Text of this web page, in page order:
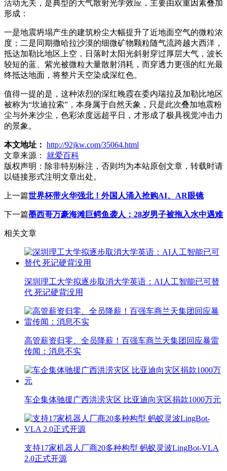
活动无关，是典型的大气散射光学效应，主要由双重因素叠加
形成：
一是地震坍塌产生的建筑粉尘大幅提升了近地面空气的微粒浓
度；二是同期撒哈拉沙漠的细微矿物颗粒随气流跨越大西洋，
抵达加勒比地区上空，日落时太阳光斜射穿过厚层大气，波长
较短的蓝、紫光被微粒大量散射消耗，而穿透力更强的红光最
终抵达地面，将整片天空染成深红色。
值得一提的是，这种浓烈的深红晚霞在委内瑞拉及加勒比地区
被称为“坎迪拉索”，本身属于自然天象，只是此次叠加地震粉
尘与外来沙尘，色彩浓度远超平日，才形成了极具视觉冲击力
的景象。
本文地址： http://92jkw.com/35064.html
文章来源：
就爱百科
版权声明： 除非特别标注，否则均为本站原创文章，转载时请
以链接形式注明文章出处。
上一篇世界杯带火华强北！外国人涌入抢购AI、AR眼镜
下一篇墨西哥万豪海滩巨鳄鱼袭人：28岁男子被拖入水中遇难
相关文章
深圳理工大学拟逐步取消大学英语：AI人工智能已可替
代 死记硬背没用
高管薪资归零、全员降薪！百强车商兰天集团回应暴雷
传闻：消息不实
车企集体驰援广西洪涝灾区 比亚迪向灾区捐款1000万元
支持17家机器人厂商20多种构型 蚂蚁灵波LingBot-VLA
2.0正式开源